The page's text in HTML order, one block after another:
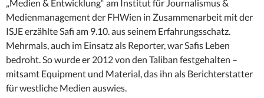
„Medien & Entwicklung“ am Institut für Journalismus &
Medienmanagement der FHWien in Zusammenarbeit mit der
ISJE erzählte Safi am 9.10. aus seinem Erfahrungsschatz.
Mehrmals, auch im Einsatz als Reporter, war Safis Leben
bedroht. So wurde er 2012 von den Taliban festgehalten –
mitsamt Equipment und Material, das ihn als Berichterstatter
für westliche Medien auswies.